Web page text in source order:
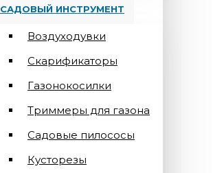
САДОВЫЙ ИНСТРУМЕНТ
Воздуходувки
Скарификаторы
Газонокосилки
Триммеры для газона
Садовые пилососы
Кусторезы